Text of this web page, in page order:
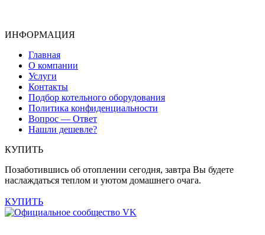
ИНФОРМАЦИЯ
Главная
О компании
Услуги
Контакты
Подбор котельного оборудования
Политика конфиденциальности
Вопрос — Ответ
Нашли дешевле?
КУПИТЬ
Позаботившись об отоплении сегодня, завтра Вы будете
наслаждаться теплом и уютом домашнего очага.
КУПИТЬ